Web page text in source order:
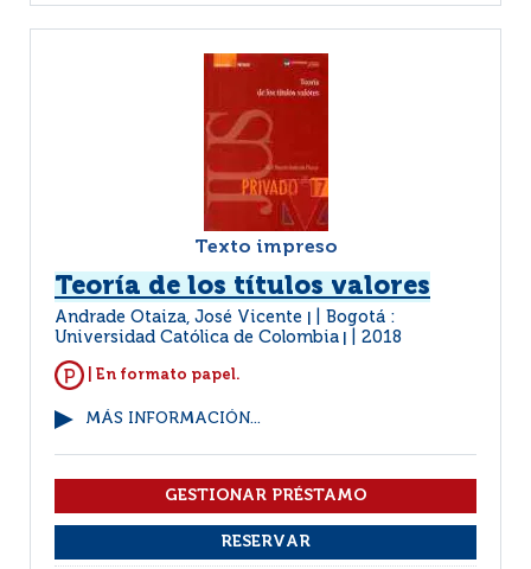
Texto impreso
Teoría de los títulos valores
Andrade Otaiza, José Vicente
Bogotá :
Universidad Católica de Colombia
2018
| En formato papel.
MÁS INFORMACIÓN...